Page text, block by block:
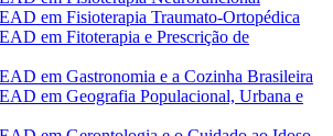
em Fisioterapia Traumato-Ortopédica
em Fitoterapia e Prescrição de
em Gastronomia e a Cozinha Brasileira
em Geografia Populacional, Urbana e